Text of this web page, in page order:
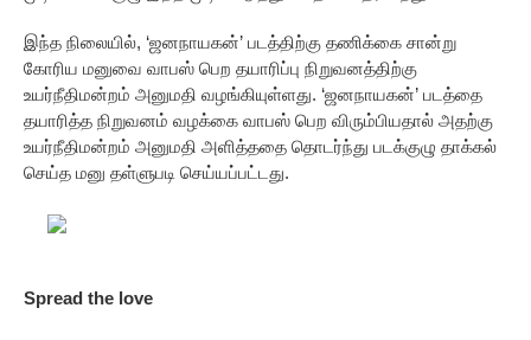
இந்த நிலையில், ‘ஜனநாயகன்’ படத்திற்கு தணிக்கை சான்று
கோரிய மனுவை வாபஸ் பெற தயாரிப்பு நிறுவனத்திற்கு
உயர்நீதிமன்றம் அனுமதி வழங்கியுள்ளது. ‘ஜனநாயகன்’ படத்தை
தயாரித்த நிறுவனம் வழக்கை வாபஸ் பெற விரும்பியதால் அதற்கு
உயர்நீதிமன்றம் அனுமதி அளித்ததை தொடர்ந்து படக்குழு தாக்கல்
செய்த மனு தள்ளுபடி செய்யப்பட்டது.
Spread the love